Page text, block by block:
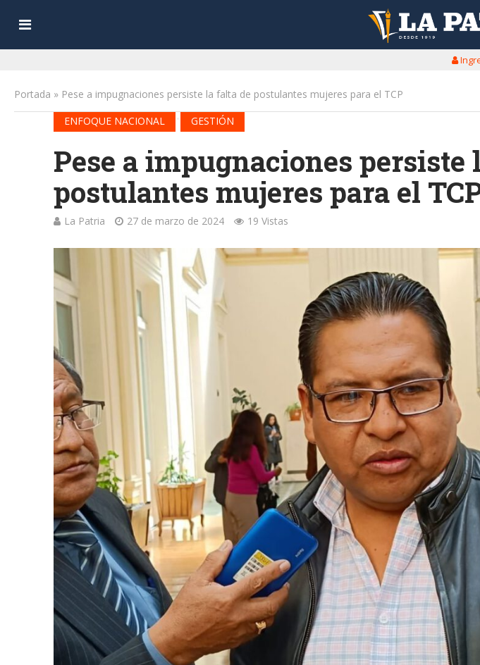
Portada » Pese a impugnaciones persiste la falta de postulantes mujeres para el TCP
ENFOQUE NACIONAL
GESTIÓN
Pese a impugnaciones persiste
postulantes mujeres para el
La Patria 27 de marzo de 2024 19 Vistas